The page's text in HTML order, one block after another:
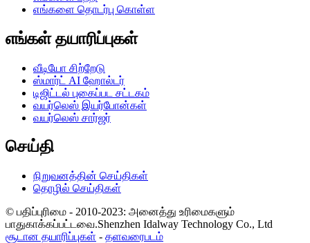
எங்களை தொடர்பு கொள்ள
எங்கள் தயாரிப்புகள்
வீடியோ சிற்றேடு
ஸ்மார்ட் AI ஹோல்டர்
டிஜிட்டல் புகைப்பட சட்டகம்
வயர்லெஸ் இயர்போன்கள்
வயர்லெஸ் சார்ஜர்
செய்தி
நிறுவனத்தின் செய்திகள்
தொழில் செய்திகள்
© பதிப்புரிமை - 2010-2023: அனைத்து உரிமைகளும்
பாதுகாக்கப்பட்டவை.Shenzhen Idalway Technology Co., Ltd
சூடான தயாரிப்புகள் - தளவரைபடம்